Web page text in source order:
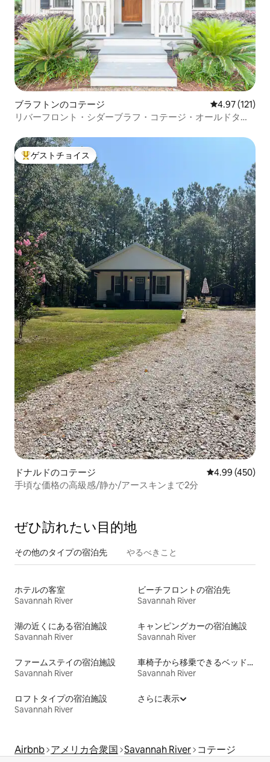
ブラフトンのコテージ レビュー121
4.97 (121)
リバーフロント・シダーブラフ・コテージ・オールドタウ
大好評のゲストチョイスです。
ゲストチョイス
ドナルドのコテージ レビュー450
4.99 (450)
手頃な価格の高級感/静か/アースキンまで2分
ぜひ訪⁠れ⁠た⁠い目⁠的⁠地
その他のタ⁠イ⁠プ⁠の宿⁠泊⁠先 やるべきこと
ホテルの客室
Savannah River
ビーチフロントの宿泊先
Savannah River
湖の近くにある宿泊施設
Savannah River
キャンピングカーの宿泊施設
Savannah River
ファームステイの宿泊施設
Savannah River
車椅子から移乗できるベッドがある宿泊施設
Savannah River
ロフトタイプの宿泊施設
Savannah River
さらに表示
Airbnb アメリカ合衆国 Savannah River コテージ